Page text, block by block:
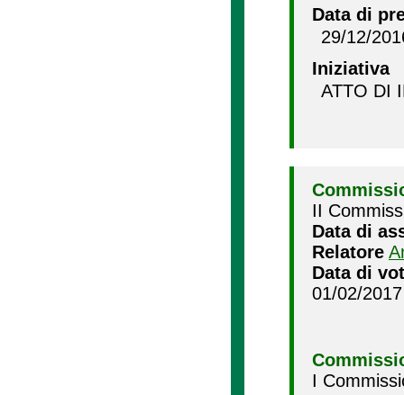
Data di
29/12/
Iniziativa
ATTO DI
II
Data di
Relatore
Data di
01/02/2017
I